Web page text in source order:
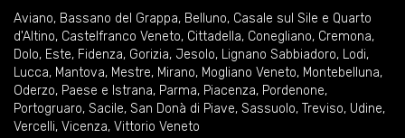
Aviano, Bassano del Grappa, Belluno, Casale sul Sile e Quarto
d'Altino, Castelfranco Veneto, Cittadella, Conegliano, Cremona,
Dolo, Este, Fidenza, Gorizia, Jesolo, Lignano Sabbiadoro, Lodi,
Lucca, Mantova, Mestre, Mirano, Mogliano Veneto, Montebelluna,
Oderzo, Paese e Istrana, Parma, Piacenza, Pordenone,
Portogruaro, Sacile, San Donà di Piave, Sassuolo, Treviso, Udine,
Vercelli, Vicenza, Vittorio Veneto